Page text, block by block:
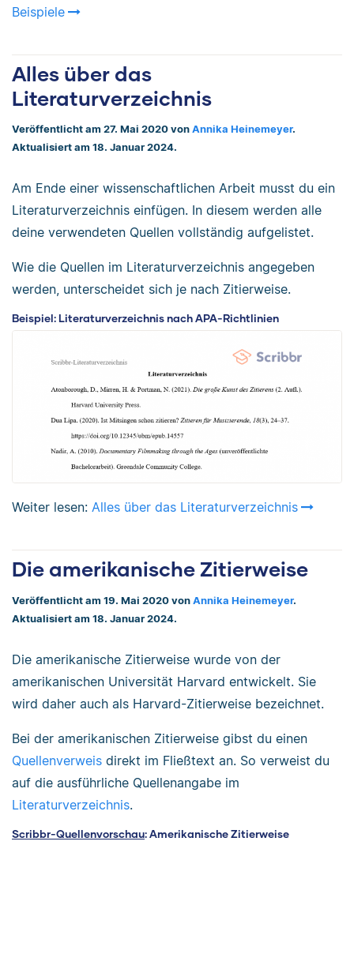
Beispiele
Alles über das
Literaturverzeichnis
Veröffentlicht am 27. Mai 2020 von Annika Heinemeyer.
Aktualisiert am 18. Januar 2024.
Am Ende einer wissenschaftlichen Arbeit musst du ein
Literaturverzeichnis einfügen. In diesem werden alle
deine verwendeten Quellen vollständig aufgelistet.
Wie die Quellen im Literaturverzeichnis angegeben
werden, unterscheidet sich je nach Zitierweise.
Beispiel: Literaturverzeichnis nach APA-Richtlinien
Weiter lesen: Alles über das Literaturverzeichnis
Die amerikanische Zitierweise
Veröffentlicht am 19. Mai 2020 von Annika Heinemeyer.
Aktualisiert am 18. Januar 2024.
Die amerikanische Zitierweise wurde von der
amerikanischen Universität Harvard entwickelt. Sie
wird daher auch als Harvard-Zitierweise bezeichnet.
Bei der amerikanischen Zitierweise gibst du einen
Quellenverweis direkt im Fließtext an. So verweist du
auf die ausführliche Quellenangabe im
Literaturverzeichnis.
Scribbr-Quellenvorschau: Amerikanische Zitierweise